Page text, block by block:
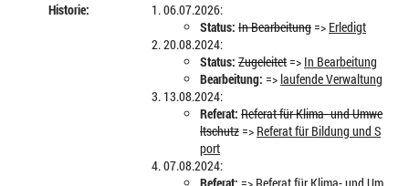
Historie:
06.07.2026:
Status: In Bearbeitung=> Erledigt
20.08.2024:
Status: Zugeleitet=> In Bearbeitung
Bearbeitung: =>laufende Verwaltung
13.08.2024:
Referat: Referat für Klima- und Umwe
ltschutz=> Referat für Bildung und S
port
07.08.2024: